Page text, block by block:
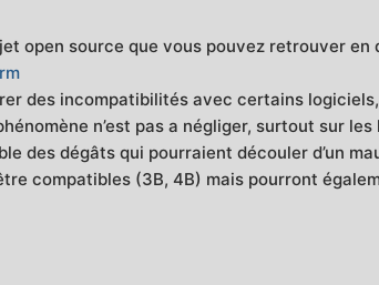
open source que vous pouvez retrouver en
des incompatibilités avec certains
n’est pas a négliger, surtout sur
des dégâts qui pourraient découler d’un
compatibles (3B, 4B) mais pourront